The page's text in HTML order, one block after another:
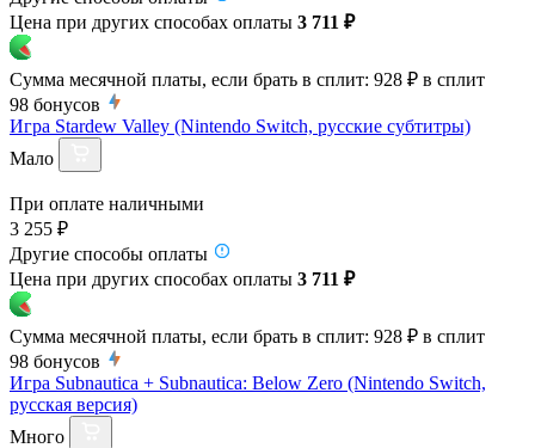
Цена при других способах оплаты 3 711 ₽
Сумма месячной платы, если брать в сплит: 928 ₽ в сплит
98 бонусов
Игра Stardew Valley (Nintendo Switch, русские субтитры)
Мало
При оплате наличными
3 255 ₽
Другие способы оплаты
Цена при других способах оплаты 3 711 ₽
Сумма месячной платы, если брать в сплит: 928 ₽ в сплит
98 бонусов
Игра Subnautica + Subnautica: Below Zero (Nintendo Switch,
русская версия)
Много